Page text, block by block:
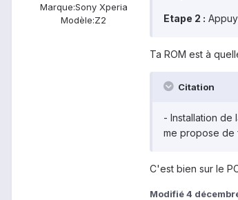
Marque:Sony Xperia
Modèle:Z2 Etape 2 :
Ta ROM est à
Citation
- Installation de
me propose de
C'est bien sur le
Modifié4